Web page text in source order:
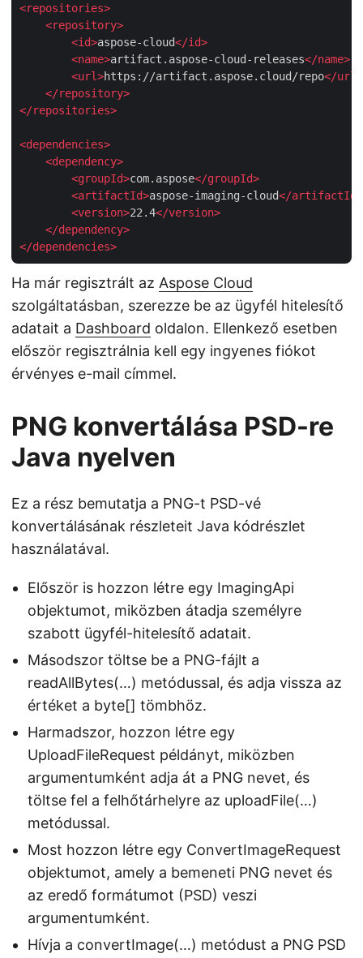
<repositories>
<repository>
<id>aspose-cloud</id>
<name>artifact.aspose-cloud-releases</name>
<url>https://artifact.aspose.cloud/repo</url
</repository>
</repositories>
<dependencies>
<dependency>
<groupId>com.aspose</groupId>
<artifactId>aspose-imaging-cloud</artifactId
<version>22.4</version>
</dependency>
</dependencies>
Ha már regisztrált az Aspose Cloud
szolgáltatásban, szerezze be az ügyfél hitelesítő
adatait a Dashboard oldalon. Ellenkező esetben
először regisztrálnia kell egy ingyenes fiókot
érvényes e-mail címmel.
PNG konvertálása PSD-re
Java nyelven
Ez a rész bemutatja a PNG-t PSD-vé
konvertálásának részleteit Java kódrészlet
használatával.
Először is hozzon létre egy ImagingApi
objektumot, miközben átadja személyre
szabott ügyfél-hitelesítő adatait.
Másodszor töltse be a PNG-fájlt a
readAllBytes(…) metódussal, és adja vissza az
értéket a byte[] tömbhöz.
Harmadszor, hozzon létre egy
UploadFileRequest példányt, miközben
argumentumként adja át a PNG nevet, és
töltse fel a felhőtárhelyre az uploadFile(…)
metódussal.
Most hozzon létre egy ConvertImageRequest
objektumot, amely a bemeneti PNG nevet és
az eredő formátumot (PSD) veszi
argumentumként.
Hívja a convertImage(…) metódust a PNG PSD